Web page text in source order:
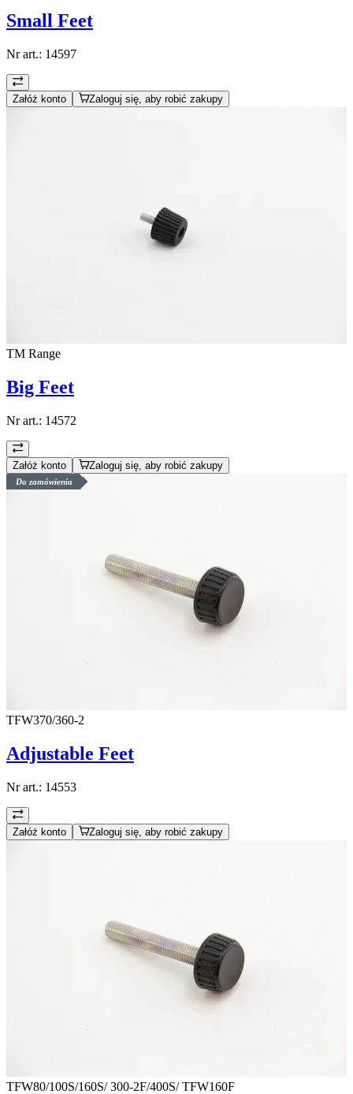
Small Feet
Nr art.: 14597
Załóż konto Zaloguj się, aby robić zakupy
TM Range
Big Feet
Nr art.: 14572
Załóż konto Zaloguj się, aby robić zakupy
Do zamówienia
TFW370/360-2
Adjustable Feet
Nr art.: 14553
Załóż konto Zaloguj się, aby robić zakupy
TFW80/100S/160S/ 300-2F/400S/ TFW160F